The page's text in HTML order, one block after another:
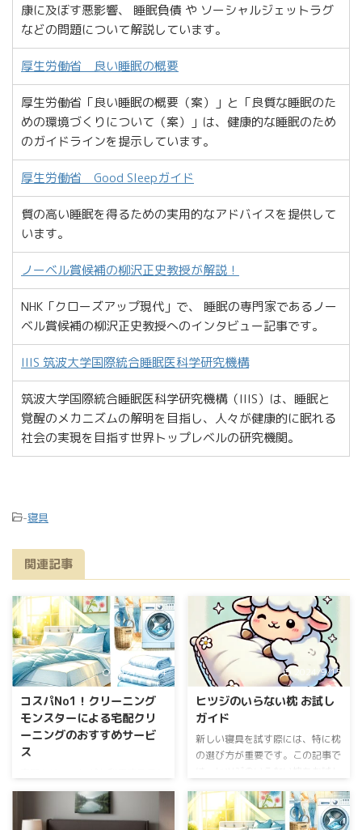
康に及ぼす悪影響、 睡眠負債 や ソーシャルジェットラグ
などの問題について解説しています。
厚生労働省 良い睡眠の概要
厚生労働省「良い睡眠の概要（案）」と「良質な睡眠のた
めの環境づくりについて（案）」は、健康的な睡眠のため
のガイドラインを提示しています。
厚生労働省 Good Sleepガイド
質の高い睡眠を得るための実用的なアドバイスを提供して
います。
ノーベル賞候補の柳沢正史教授が解説！
NHK「クローズアップ現代」で、 睡眠の専門家であるノー
ベル賞候補の柳沢正史教授へのインタビュー記事です。
IIIS 筑波大学国際統合睡眠医科学研究機構
筑波大学国際統合睡眠医科学研究機構（IIIS）は、睡眠と
覚醒のメカニズムの解明を目指し、人々が健康的に眠れる
社会の実現を目指す世界トップレベルの研究機関。
-寝具
関連記事
2024/10/14
コスパNo1！クリーニング
モンスターによる宅配クリ
ーニングのおすすめサービ
ス
で、忙しい日々の中でも簡単に洗
濯物を片付けることができます。
本記事では、特にクリーニングモ
2024/9/15
ヒツジのいらない枕 お試し
ガイド
新しい寝具を試す際には、特に枕
の選び方が重要です。この記事で
しく解説します。 枕のお試し方
法 店舗でのお試し方法 自分に合